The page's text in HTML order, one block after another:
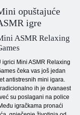
opuštajuće
igre
ASMR Relaxing
igrici Mini ASMR Relaxing
čeka vas još jedan
antistresnih mini igara.
ih je dvanaest
su poslagani na police
igračkama pronaći